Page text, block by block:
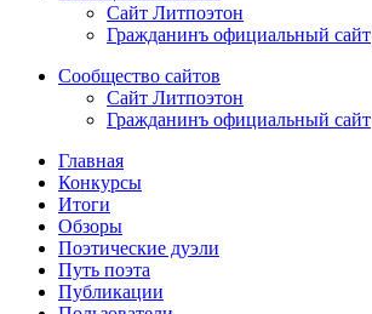
Сайт Литпоэтон
Гражданинъ официальный сайт
Сообщество сайтов
Сайт Литпоэтон
Гражданинъ официальный сайт
Главная
Конкурсы
Итоги
Обзоры
Поэтические дуэли
Путь поэта
Публикации